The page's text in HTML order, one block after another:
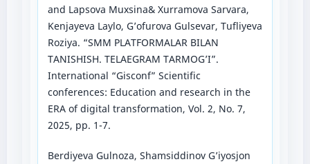
and Lapsova Muxsina& Xurramova Sarvara,
Kenjayeva Laylo, G’ofurova Gulsevar, Tufliyeva
Roziya. “SMM PLATFORMALAR BILAN
TANISHISH. TELAEGRAM TARMOG’I”.
International “Gisconf” Scientific
conferences: Education and research in the
ERA of digital transformation, Vol. 2, No. 7,
2025, pp. 1-7.
Berdiyeva Gulnoza, Shamsiddinov G’iyosjon